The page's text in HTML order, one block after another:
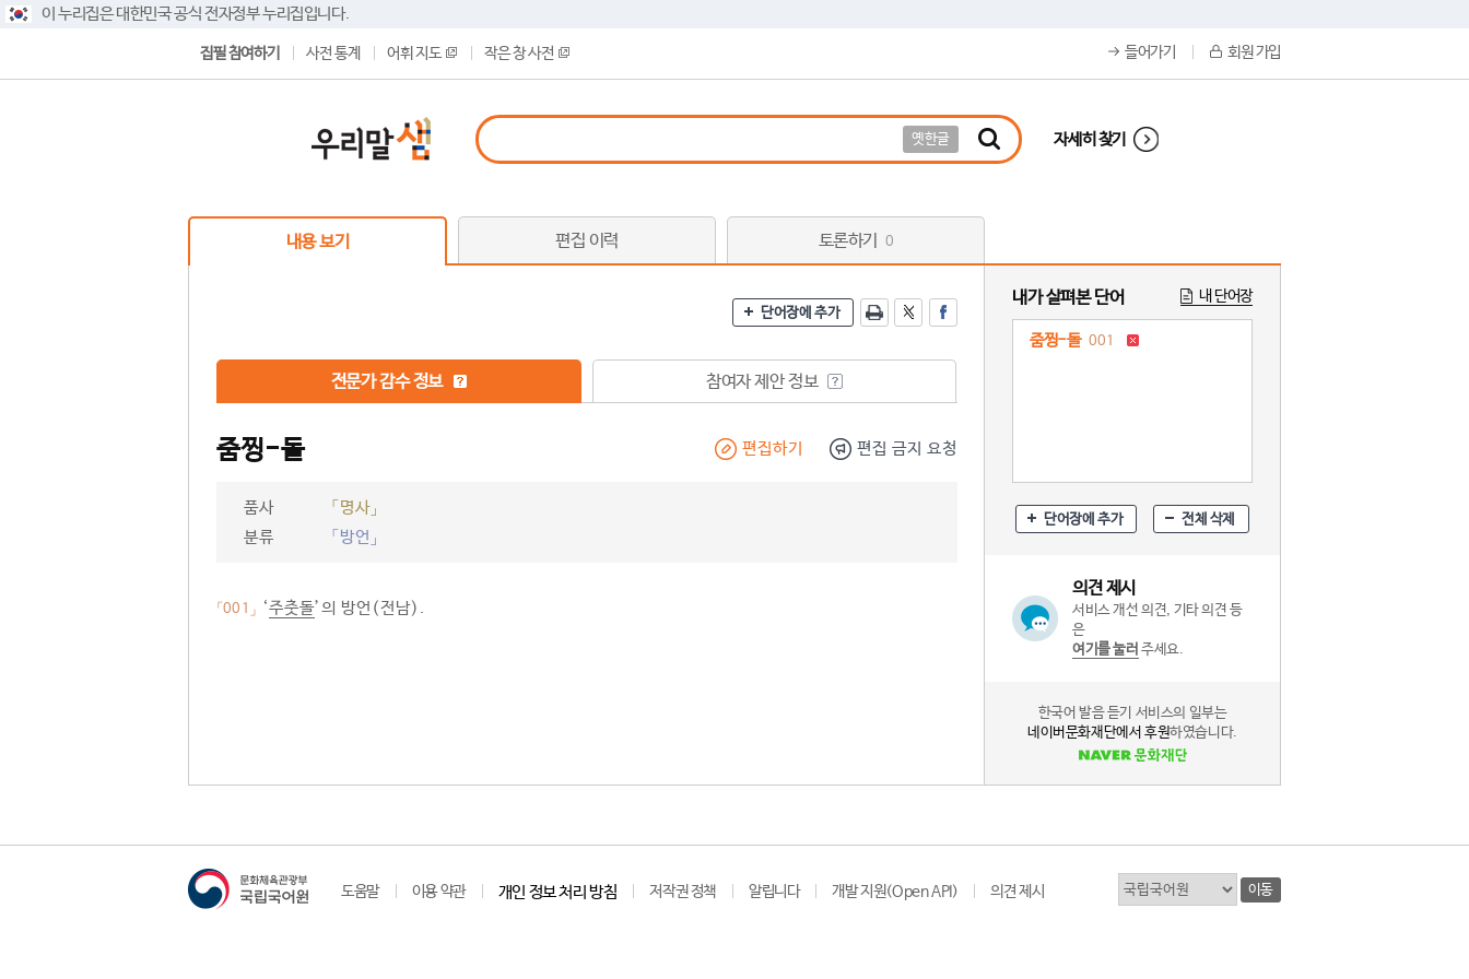
이 누리집은 대한민국 공식 전자정부 누리집입니다.
집필 참여하기 사전 통계 어휘 지도 작은 창 사전 들어가기 회원 가입
옛한글 자세히 찾기
내용 보기 편집 이력 토론하기 0
단어장에 추가
전문가 감수 정보 참여자 제안 정보
줌찡-돌 편집하기 편집 금지 요청
품사
「명사」
분류
「방언」
「001」 ‘주춧돌’의 방언(전남).
내가 살펴본 단어 내 단어장
줌찡-돌 001
단어장에 추가 전체 삭제
의견 제시
서비스 개선 의견, 기타 의견 등
은
여기를 눌러 주세요.
한국어 발음 듣기 서비스의 일부는
네이버문화재단에서 후원하였습니다.
도움말 이용 약관 개인 정보 처리 방침 저작권 정책 알립니다 개발 지원(Open API) 의견 제시 이동